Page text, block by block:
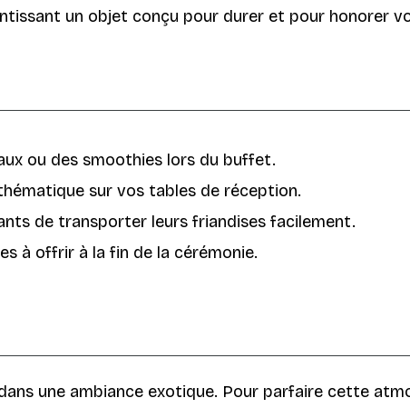
un objet conçu pour durer et pour honorer
ou des smoothies lors du buffet.
sur vos tables de réception.
de transporter leurs friandises facilement.
à offrir à la fin de la cérémonie.
une ambiance exotique. Pour parfaire cette